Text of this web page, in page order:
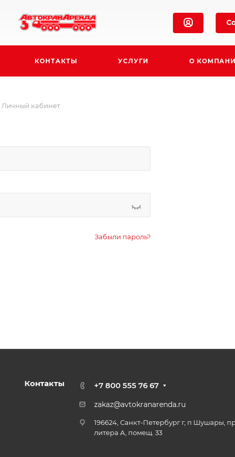
КОНТАКТЫ УСЛУГИ О
Личный кабинет
Забыли пароль?
Контакты +7 800 555 76 67
zakaz@avtokranarenda.ru
196624, Санкт-Петербург г, п Шушары,
литера А, помещ. 33